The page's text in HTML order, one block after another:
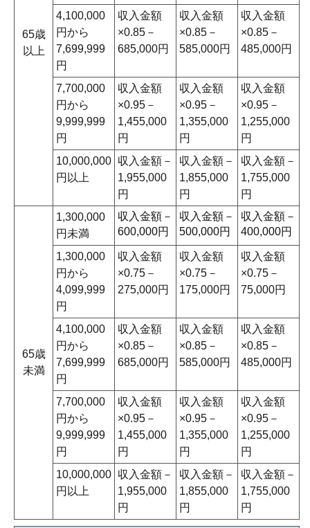
65歳
以上
4,100,000
円から
7,699,999
円
収入金額
×0.85－
685,000円
収入金額
×0.85－
585,000円
収入金額
×0.85－
485,000円
7,700,000
円から
9,999,999
円
収入金額
×0.95－
1,455,000
円
収入金額
×0.95－
1,355,000
円
収入金額
×0.95－
1,255,000
円
10,000,000
円以上
収入金額－
1,955,000
円
収入金額－
1,855,000
円
収入金額－
1,755,000
円
65歳
未満
1,300,000
円未満
収入金額－
600,000円
収入金額－
500,000円
収入金額－
400,000円
1,300,000
円から
4,099,999
円
収入金額
×0.75－
275,000円
収入金額
×0.75－
175,000円
収入金額
×0.75－
75,000円
4,100,000
円から
7,699,999
円
収入金額
×0.85－
685,000円
収入金額
×0.85－
585,000円
収入金額
×0.85－
485,000円
7,700,000
円から
9,999,999
円
収入金額
×0.95－
1,455,000
円
収入金額
×0.95－
1,355,000
円
収入金額
×0.95－
1,255,000
円
10,000,000
円以上
収入金額－
1,955,000
円
収入金額－
1,855,000
円
収入金額－
1,755,000
円